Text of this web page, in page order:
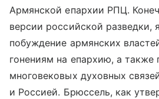
Армянской епархии РПЦ.
версии российской разведки,
побуждение армянских
гонениям на епархию, а также
многовековых духовных
и Россией. Брюссель, как